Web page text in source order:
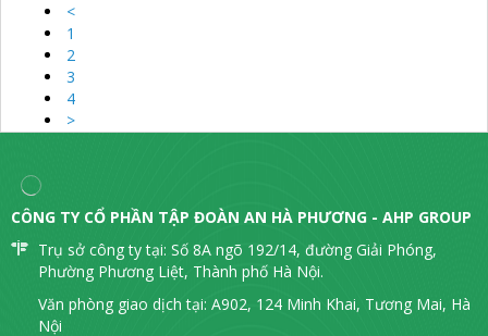
<
1
2
3
4
>
CÔNG TY CỔ PHẦN TẬP ĐOÀN AN HÀ PHƯƠNG - AHP GROUP
Trụ sở công ty tại: Số 8A ngõ 192/14, đường Giải Phóng,
Phường Phương Liệt, Thành phố Hà Nội.
Văn phòng giao dịch tại: A902, 124 Minh Khai, Tương Mai, Hà
Nội